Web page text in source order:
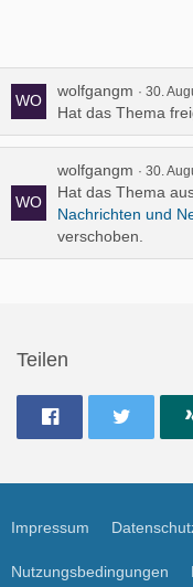
wolfgangm 30.
Hat das Thema
wolfgangm 30.
Hat das Thema
Nachrichten und
verschoben.
Teilen
Impressum
Nutzungsbedingungen